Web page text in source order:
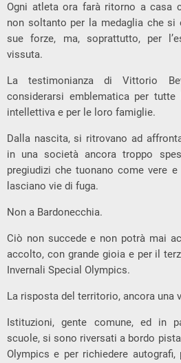
Ogni atleta ora farà ritorno a casa
non soltanto per la medaglia che si
sue forze, ma, soprattutto, per
vissuta.
La testimonianza di Vittorio
considerarsi emblematica per
intellettiva e per le loro famiglie.
Dalla nascita, si ritrovano ad
in una società ancora troppo
pregiudizi che tuonano come vere
lasciano vie di fuga.
Non a Bardonecchia.
Ciò non succede e non potrà mai
accolto, con grande gioia e per il
Invernali Special Olympics.
La risposta del territorio, ancora una
Istituzioni, gente comune, ed in
scuole, si sono riversati a bordo
Olympics e per richiedere